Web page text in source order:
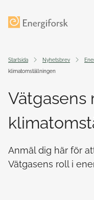
Startsida Nyhetsbrev
klimatomställningen
Vätgasens
Anmäl dig här för
Vätgasens roll i